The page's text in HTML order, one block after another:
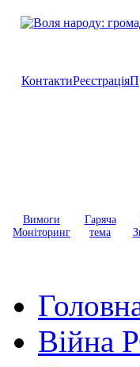
КонтактиРеєстрація
Вимоги
Моніторинг
Гаряча
тема
Війна